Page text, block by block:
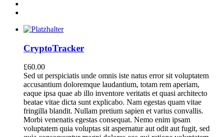
CryptoTracker
£60.00
Sed ut perspiciatis unde omnis iste natus error sit voluptatem
accusantium doloremque laudantium, totam rem aperiam,
eaque ipsa quae ab illo inventore veritatis et quasi architecto
beatae vitae dicta sunt explicabo. Nam egestas quam vitae
fringilla blandit. Nullam pretium sapien et varius convallis.
Morbi venenatis egestas consequat. Nemo enim ipsam
voluptatem quia voluptas sit aspernatur aut odit aut fugit, sed